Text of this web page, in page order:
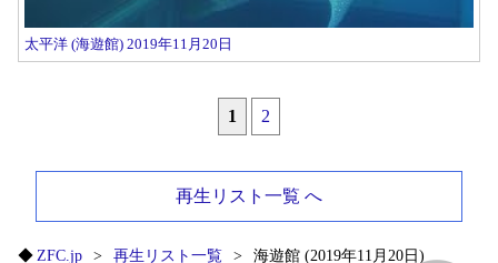
太平洋 (海遊館) 2019年11月20日
1 2
再生リスト一覧 へ
ZFC.jp 再生リスト一覧 海遊館 (2019年11月20日)